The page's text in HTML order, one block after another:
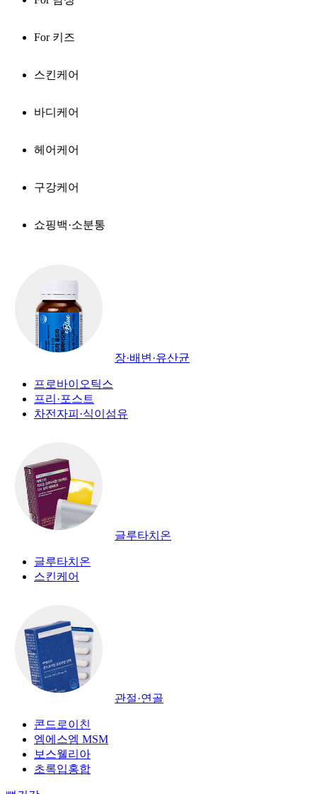
For 키즈
스킨케어
바디케어
헤어케어
구강케어
쇼핑백·소분통
장·배변·유산균
프로바이오틱스
프리·포스트
차전자피·식이섬유
글루타치온
글루타치온
스킨케어
관절·연골
콘드로이친
엠에스엠 MSM
보스웰리아
초록입홍합